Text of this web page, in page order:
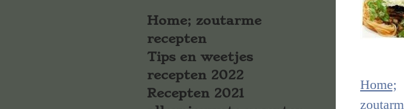
Home;
Home; zoutarme
recepten
Tips en weetjes
recepten 2022
Recepten 2021